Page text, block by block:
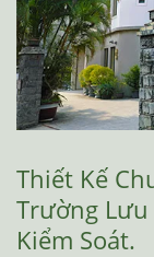
Thiết Kế
Trường
Kiểm Soát.